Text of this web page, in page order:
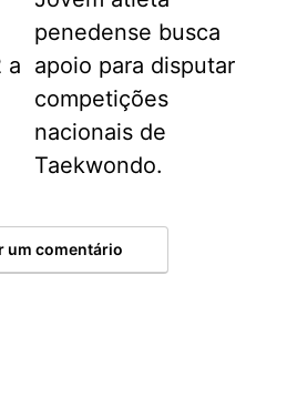
a
penedense busca
apoio para disputar
competições
nacionais de
Taekwondo.
um comentário